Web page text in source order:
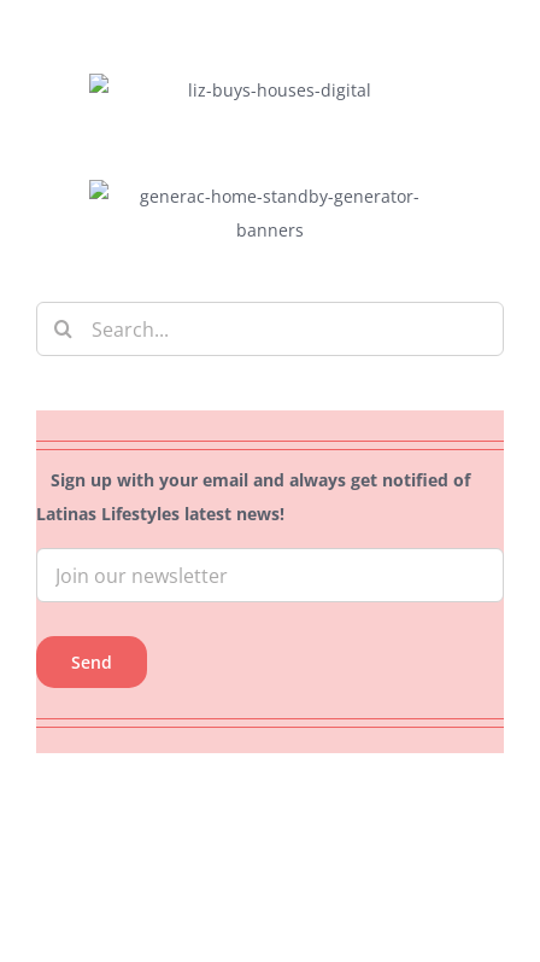
Search
for:
Sign up with your email and always get notified of
Latinas Lifestyles latest news!